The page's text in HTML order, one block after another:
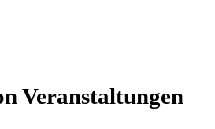
Veranstaltungen